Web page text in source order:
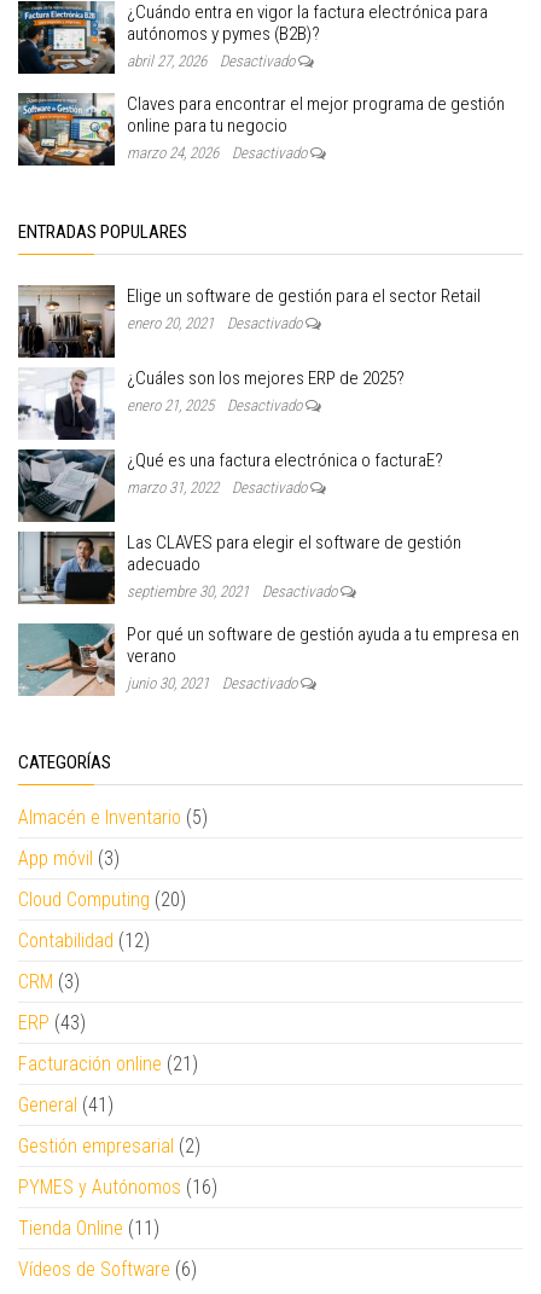
¿Cuándo entra en vigor la factura electrónica para
autónomos y pymes (B2B)?
abril 27, 2026 Desactivado
Claves para encontrar el mejor programa de gestión
online para tu negocio
marzo 24, 2026 Desactivado
ENTRADAS POPULARES
Elige un software de gestión para el sector Retail
enero 20, 2021 Desactivado
¿Cuáles son los mejores ERP de 2025?
enero 21, 2025 Desactivado
¿Qué es una factura electrónica o facturaE?
marzo 31, 2022 Desactivado
Las CLAVES para elegir el software de gestión
adecuado
septiembre 30, 2021 Desactivado
Por qué un software de gestión ayuda a tu empresa en
verano
junio 30, 2021 Desactivado
CATEGORÍAS
Almacén e Inventario (5)
App móvil (3)
Cloud Computing (20)
Contabilidad (12)
CRM (3)
ERP (43)
Facturación online (21)
General (41)
Gestión empresarial (2)
PYMES y Autónomos (16)
Tienda Online (11)
Vídeos de Software (6)